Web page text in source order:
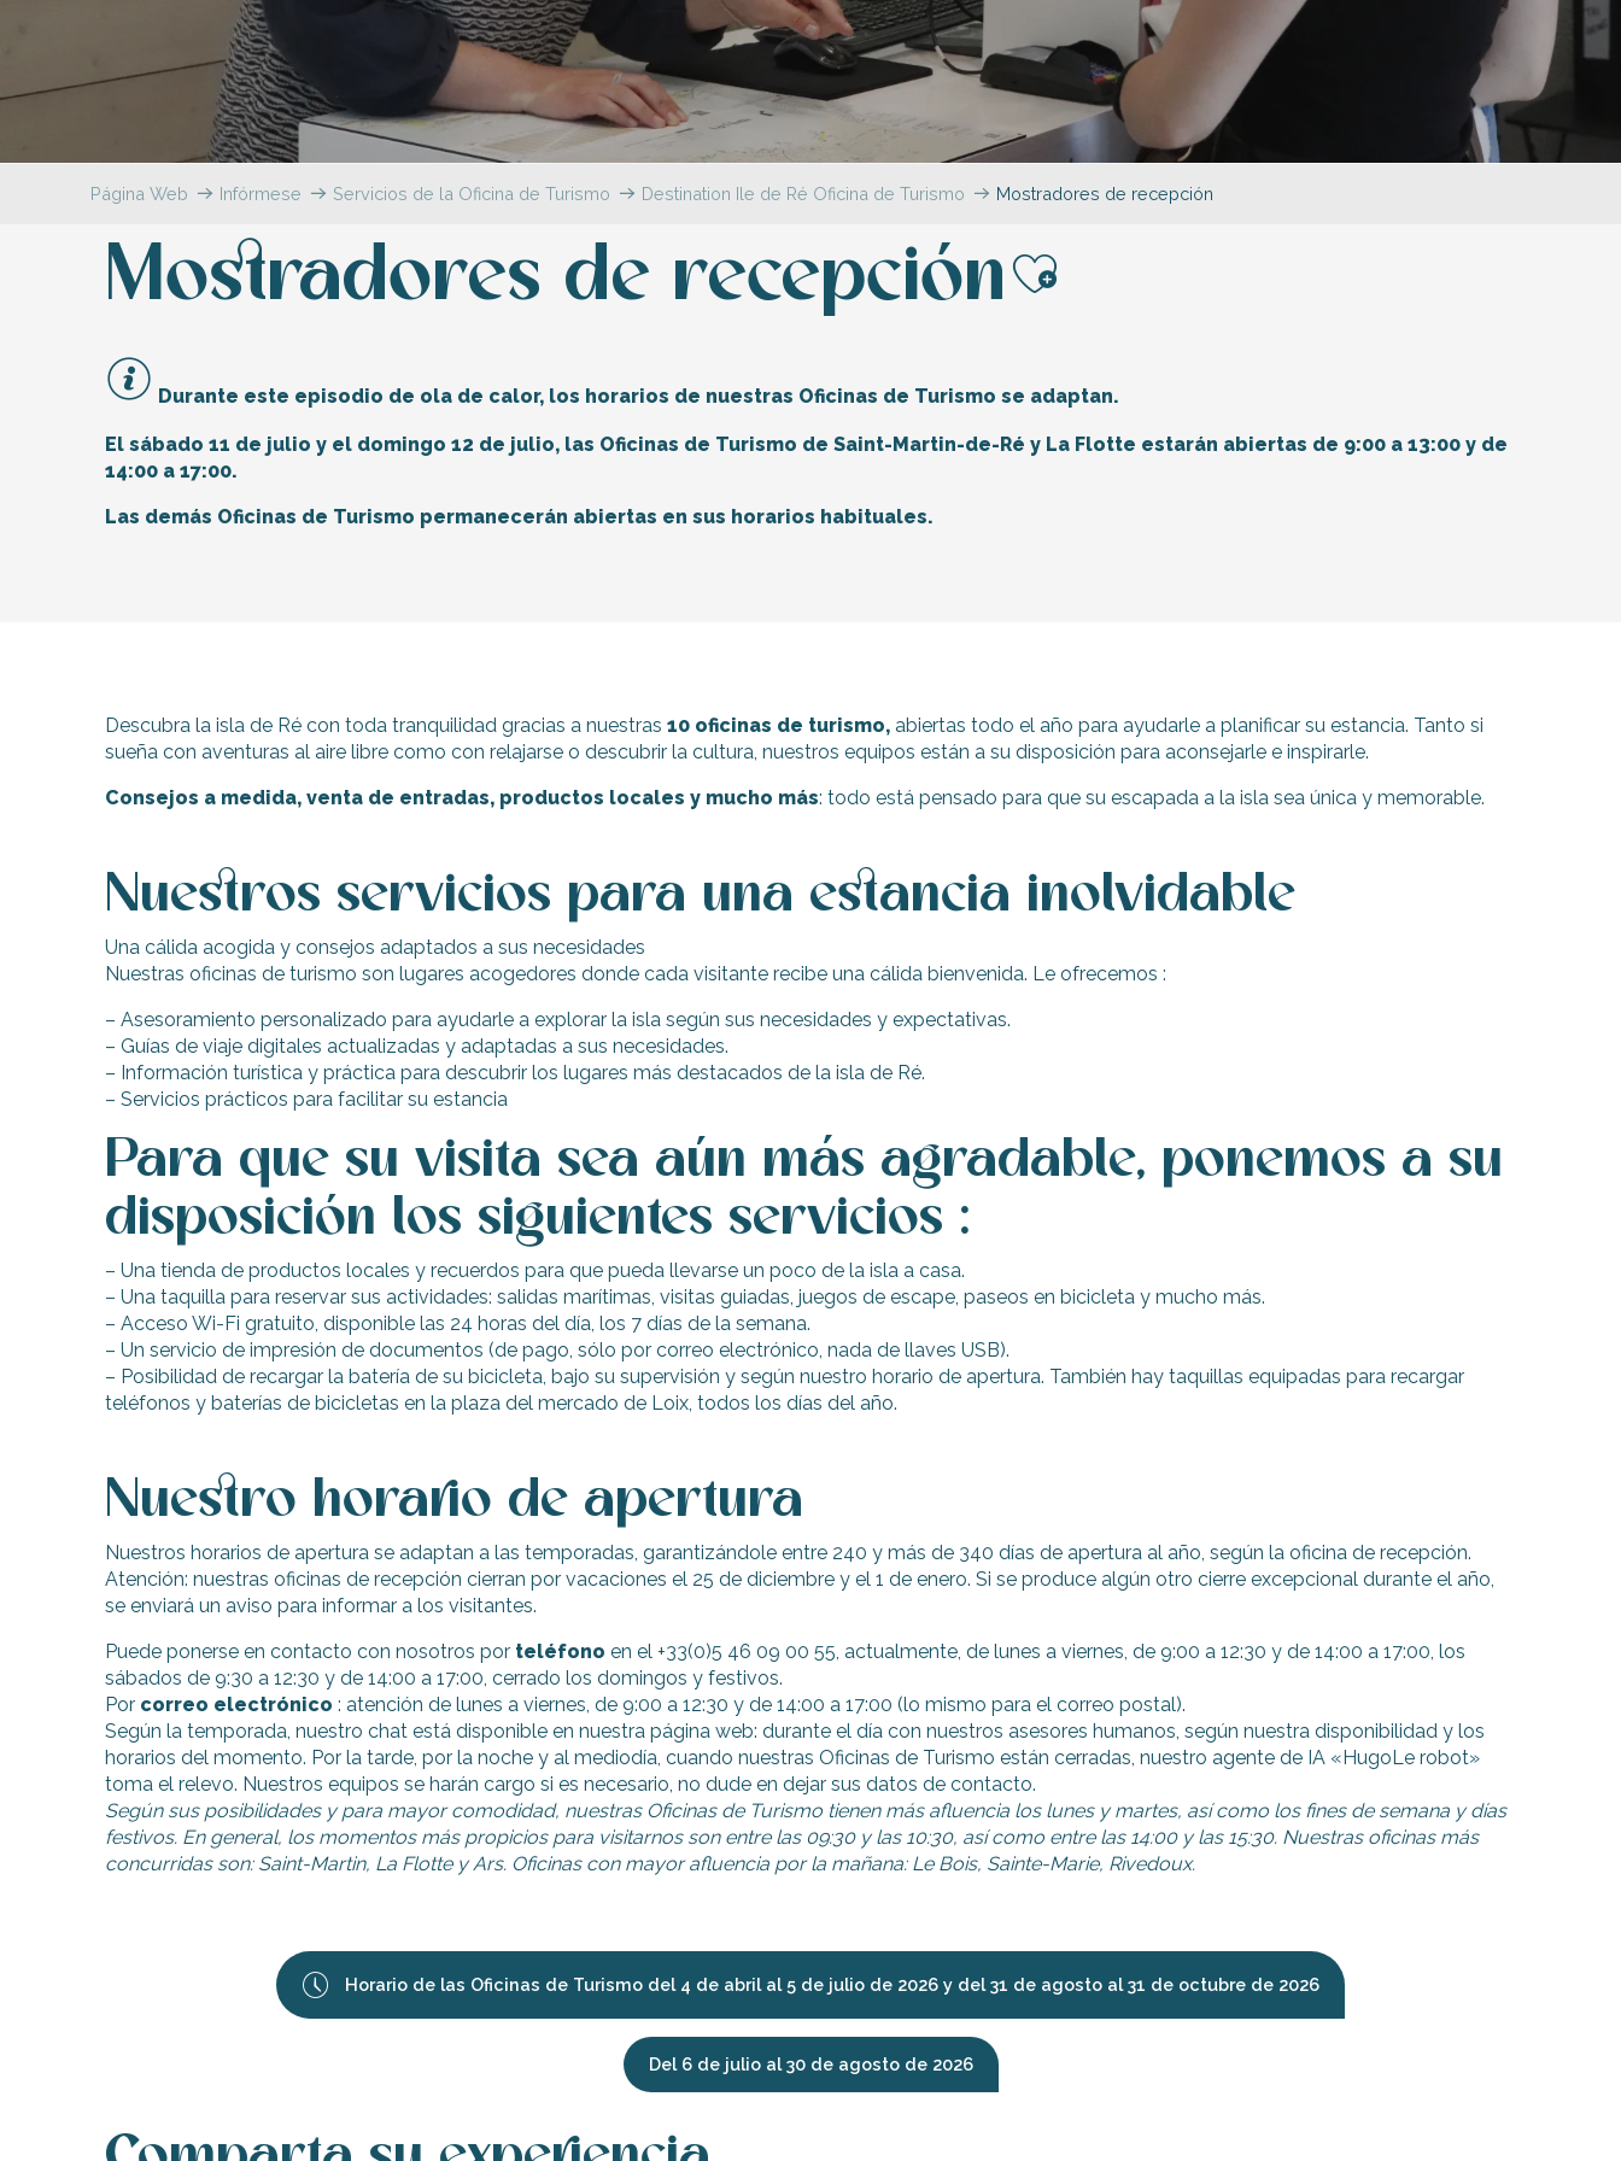
Martin-de-Ré
Marie-de-Ré
Página Web Infórmese Servicios de la Oficina de Turismo Destination Ile de Ré Oficina de Turismo Mostradores de recepción
Mostradores de recepción
Durante este episodio de ola de calor, los horarios de nuestras Oficinas de Turismo se adaptan.
El sábado 11 de julio y el domingo 12 de julio, las Oficinas de Turismo de Saint-Martin-de-Ré y La Flotte estarán abiertas de 9:00 a 13:00 y de
14:00 a 17:00.
Las demás Oficinas de Turismo permanecerán abiertas en sus horarios habituales.
Descubra la isla de Ré con toda tranquilidad gracias a nuestras 10 oficinas de turismo, abiertas todo el año para ayudarle a planificar su estancia. Tanto si
sueña con aventuras al aire libre como con relajarse o descubrir la cultura, nuestros equipos están a su disposición para aconsejarle e inspirarle.
Consejos a medida, venta de entradas, productos locales y mucho más: todo está pensado para que su escapada a la isla sea única y memorable.
Nuestros servicios para una estancia inolvidable
Una cálida acogida y consejos adaptados a sus necesidades
Nuestras oficinas de turismo son lugares acogedores donde cada visitante recibe una cálida bienvenida. Le ofrecemos :
– Asesoramiento personalizado para ayudarle a explorar la isla según sus necesidades y expectativas.
– Guías de viaje digitales actualizadas y adaptadas a sus necesidades.
– Información turística y práctica para descubrir los lugares más destacados de la isla de Ré.
– Servicios prácticos para facilitar su estancia
Para que su visita sea aún más agradable, ponemos a su
disposición los siguientes servicios :
– Una tienda de productos locales y recuerdos para que pueda llevarse un poco de la isla a casa.
– Una taquilla para reservar sus actividades: salidas marítimas, visitas guiadas, juegos de escape, paseos en bicicleta y mucho más.
– Acceso Wi-Fi gratuito, disponible las 24 horas del día, los 7 días de la semana.
– Un servicio de impresión de documentos (de pago, sólo por correo electrónico, nada de llaves USB).
– Posibilidad de recargar la batería de su bicicleta, bajo su supervisión y según nuestro horario de apertura. También hay taquillas equipadas para recargar
teléfonos y baterías de bicicletas en la plaza del mercado de Loix, todos los días del año.
Nuestro horario de apertura
Nuestros horarios de apertura se adaptan a las temporadas, garantizándole entre 240 y más de 340 días de apertura al año, según la oficina de recepción.
Atención: nuestras oficinas de recepción cierran por vacaciones el 25 de diciembre y el 1 de enero. Si se produce algún otro cierre excepcional durante el año,
se enviará un aviso para informar a los visitantes.
Puede ponerse en contacto con nosotros por teléfono en el +33(0)5 46 09 00 55, actualmente, de lunes a viernes, de 9:00 a 12:30 y de 14:00 a 17:00, los
sábados de 9:30 a 12:30 y de 14:00 a 17:00, cerrado los domingos y festivos.
Por correo electrónico : atención de lunes a viernes, de 9:00 a 12:30 y de 14:00 a 17:00 (lo mismo para el correo postal).
Según la temporada, nuestro chat está disponible en nuestra página web: durante el día con nuestros asesores humanos, según nuestra disponibilidad y los
horarios del momento. Por la tarde, por la noche y al mediodía, cuando nuestras Oficinas de Turismo están cerradas, nuestro agente de IA «HugoLe robot»
toma el relevo. Nuestros equipos se harán cargo si es necesario, no dude en dejar sus datos de contacto.
Según sus posibilidades y para mayor comodidad, nuestras Oficinas de Turismo tienen más afluencia los lunes y martes, así como los fines de semana y días
festivos. En general, los momentos más propicios para visitarnos son entre las 09:30 y las 10:30, así como entre las 14:00 y las 15:30. Nuestras oficinas más
concurridas son: Saint-Martin, La Flotte y Ars. Oficinas con mayor afluencia por la mañana: Le Bois, Sainte-Marie, Rivedoux.
Horario de las Oficinas de Turismo del 4 de abril al 5 de julio de 2026 y del 31 de agosto al 31 de octubre de 2026
Del 6 de julio al 30 de agosto de 2026